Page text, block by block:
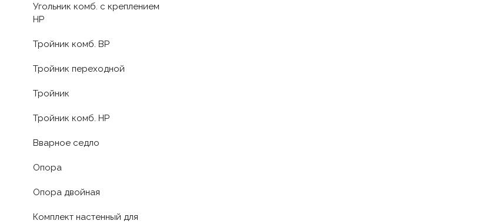
Угольник комб. с креплением
НР
Тройник комб. ВР
Тройник переходной
Тройник
Тройник комб. НР
Вварное седло
Опора
Опора двойная
Комплект настенный для